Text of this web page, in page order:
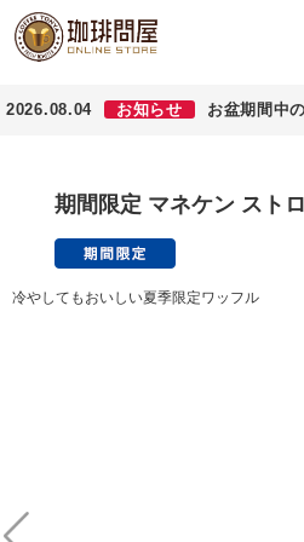
2026.08.04 お知らせ お盆期間中
期間限定 マネケン スト
冷やしてもおいしい夏季限定ワッフル